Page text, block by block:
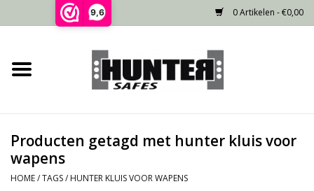
9,6 0 Artikelen - €0,00
Home
Gecertificeerd
Niet gecertificeerd
Producten getagd met hunter kluis voor
wapens
HOME/TAGS/ HUNTER KLUIS VOOR WAPENS